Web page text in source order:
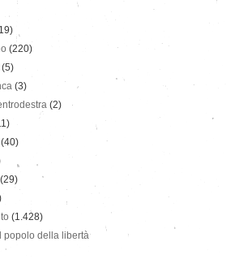
(220)
(5)
(3)
(2)
(40)
(29)
(1.428)
popolo della libertà